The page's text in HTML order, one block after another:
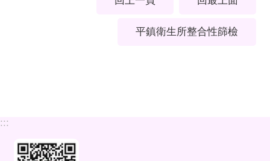
平鎮衛生所整合性篩檢
:::